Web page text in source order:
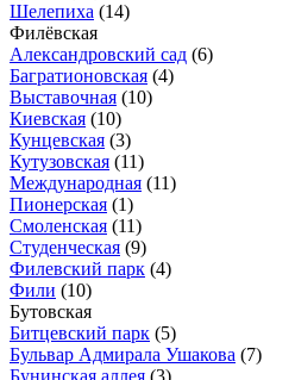
Шелепиха (14)
Филёвская
Александровский сад (6)
Багратионовская (4)
Выставочная (10)
Киевская (10)
Кунцевская (3)
Кутузовская (11)
Международная (11)
Пионерская (1)
Смоленская (11)
Студенческая (9)
Филевский парк (4)
Фили (10)
Бутовская
Битцевский парк (5)
Бульвар Адмирала Ушакова (7)
Бунинская аллея (3)